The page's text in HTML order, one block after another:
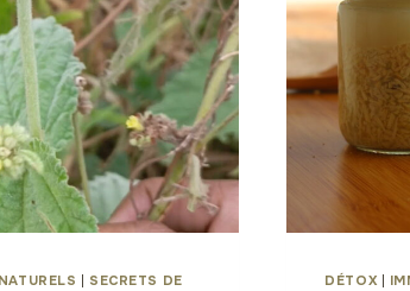
SECRETS DE
DÉTOX